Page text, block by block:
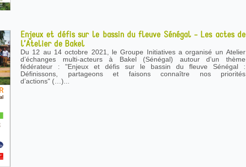
Enjeux et défis sur le bassin du fleuve Sénégal - Les actes de
l’Atelier de Bakel
Du 12 au 14 octobre 2021, le Groupe Initiatives a organisé un Atelier
d’échanges multi-acteurs à Bakel (Sénégal) autour d’un thème
fédérateur : "Enjeux et défis sur le bassin du fleuve Sénégal :
Définissons, partageons et faisons connaître nos priorités
d’actions" (…)...